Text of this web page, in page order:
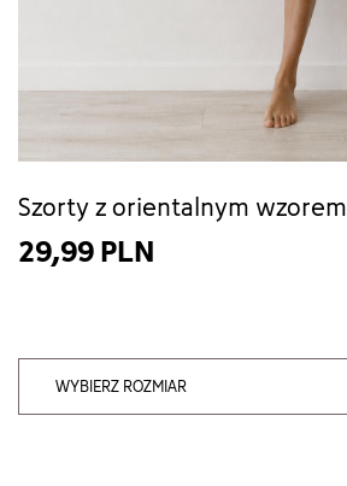
Szorty z orientalnym wzorem
29,99 PLN
WYBIERZ ROZMIAR